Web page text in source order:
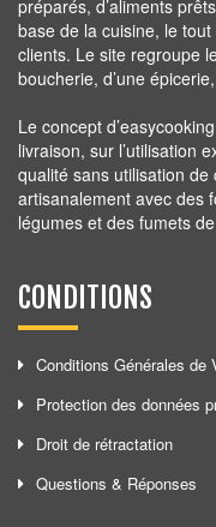
préparés, d’aliments
base de la cuisine, le
clients. Le site regroupe
boucherie, d’une
Le concept
livraison, sur l’utilisation
qualité sans utilisation
artisanalement avec des
légumes et des fumets
CONDITIONS
Conditions Générales de
Protection des données
Droit de rétractation
Questions & Réponses